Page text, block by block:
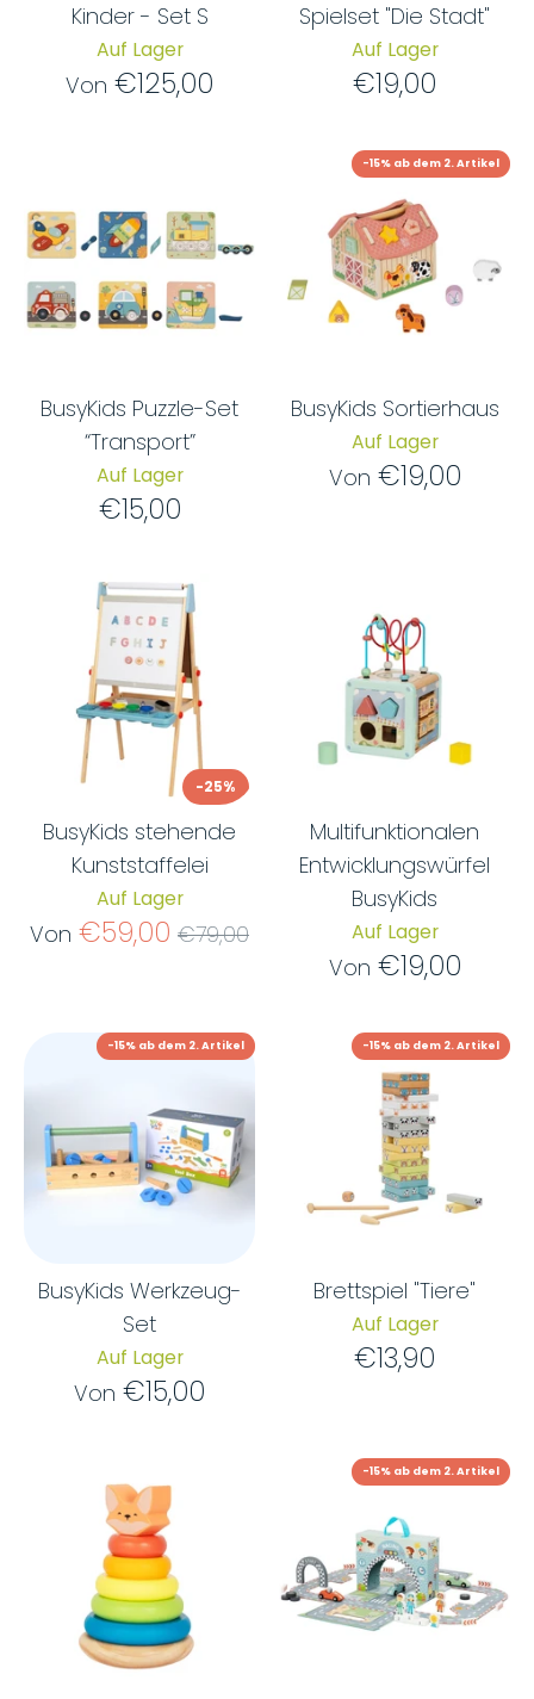
Kinder - Set S
Auf Lager
Von €125,00
Spielset "Die Stadt"
Auf Lager
€19,00
BusyKids Puzzle-Set
“Transport”
Auf Lager
€15,00
BusyKids Sortierhaus
Auf Lager
Von €19,00
-15% ab dem 2. Artikel
-25%
BusyKids stehende
Kunststaffelei
Auf Lager
Von €59,00 Normaler
€79,00
Multifunktionalen
Entwicklungswürfel
BusyKids
Auf Lager
Von €19,00
BusyKids Werkzeug-
Set
Auf Lager
Von €15,00
-15% ab dem 2. Artikel
Brettspiel "Tiere"
Auf Lager
€13,90
-15% ab dem 2. Artikel
-15% ab dem 2. Artikel